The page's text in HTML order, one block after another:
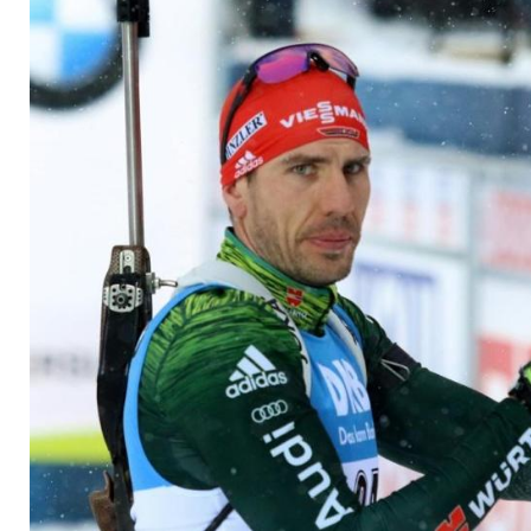
eher